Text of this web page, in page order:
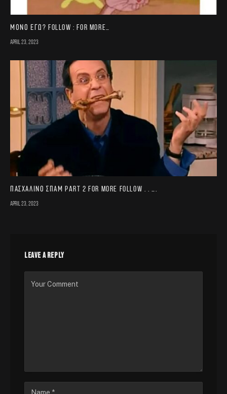
Μονο εγω? FOLLOW : for more…
April 23, 2023
Πασχαλινό σπαμ part 2 For more follow . . ….
April 23, 2023
LEAVE A REPLY